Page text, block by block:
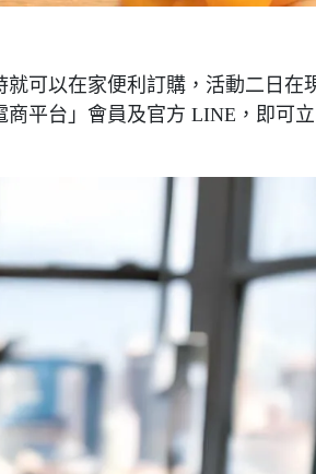
可以在家便利訂購，活動二日在
平台」會員及官方 LINE，即可立